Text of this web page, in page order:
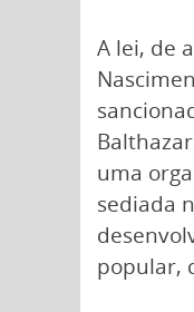
A lei, de
uma
sediada
popular,